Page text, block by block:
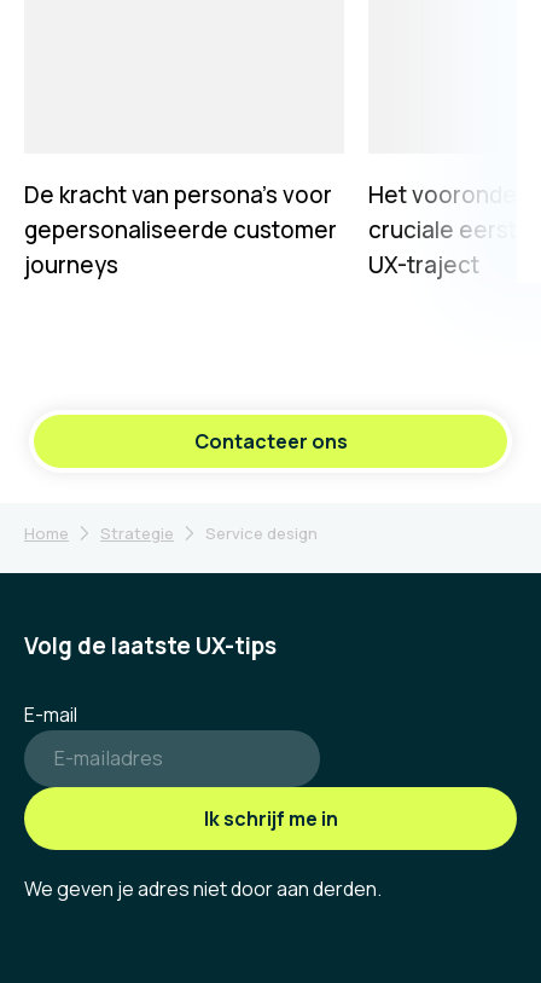
De kracht van persona's voor
gepersonaliseerde customer
journeys
Het
cruciale eerste
UX-traject
Contacteer ons
Home Strategie Service design
Volg de laatste UX-tips
E-mail
Ik schrijf me in
We geven je adres niet door aan derden.